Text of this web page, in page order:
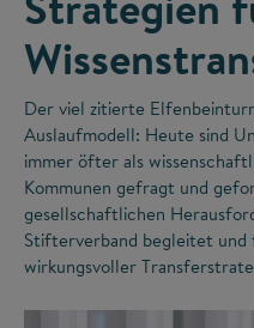
Der viel zitierte
Auslaufmodell: Heute sind
immer öfter als
Kommunen gefragt und
gesellschaftlichen
Stifterverband begleitet
wirkungsvoller